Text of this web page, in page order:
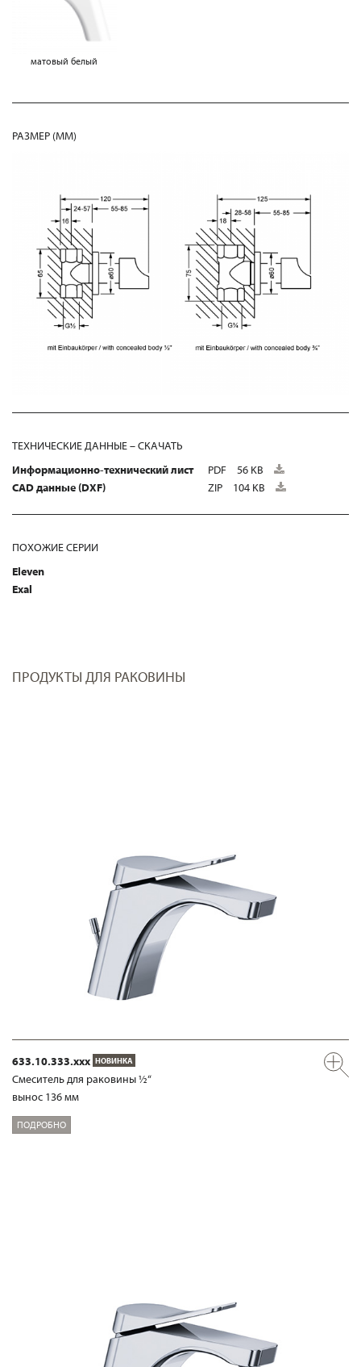
матовый белый
РАЗМЕР (MM)
ТЕХНИЧЕСКИЕ ДАННЫЕ – СКАЧАТЬ
Информационно-технический лист
PDF
56 KB
CAD данные (DXF)
ZIP 104 KB
ПОХОЖИЕ СЕРИИ
Eleven
Exal
ПРОДУКТЫ ДЛЯ РАКОВИНЫ
633.10.333.xxx НОВИНКА
Смеситель для раковины ½“
вынос 136 мм
ПОДРОБНО